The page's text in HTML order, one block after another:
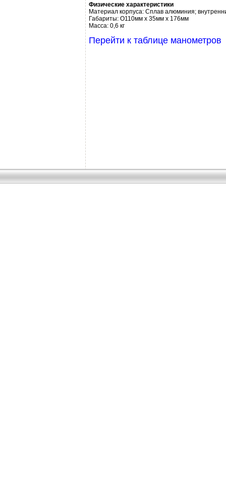
Физические характеристики
Материал корпуса: Сплав алюминия;
Габариты: O110мм х 35мм х 176мм
Масса: 0,6 кг
Перейти к таблице манометров